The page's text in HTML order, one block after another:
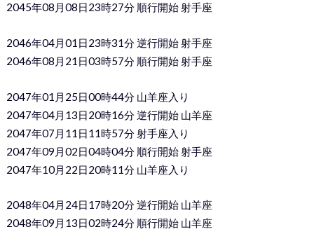
2045年08月08日23時27分 順行開始 射手座
2046年04月01日23時31分 逆行開始 射手座
2046年08月21日03時57分 順行開始 射手座
2047年01月25日00時44分 山羊座入り
2047年04月13日20時16分 逆行開始 山羊座
2047年07月11日11時57分 射手座入り
2047年09月02日04時04分 順行開始 射手座
2047年10月22日20時11分 山羊座入り
2048年04月24日17時20分 逆行開始 山羊座
2048年09月13日02時24分 順行開始 山羊座